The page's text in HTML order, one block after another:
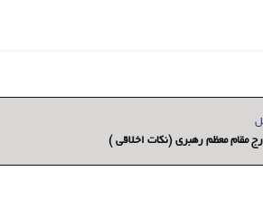
مقام معظم رهبری (نکات اخلاقی )